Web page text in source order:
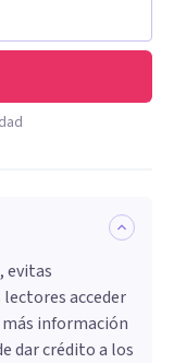
evitas
acceder
información
dar crédito a los